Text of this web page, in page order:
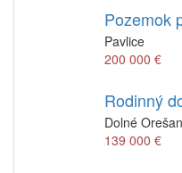
Pozemok
Pavlice
200 000 €
Rodinný
Dolné
139 000 €